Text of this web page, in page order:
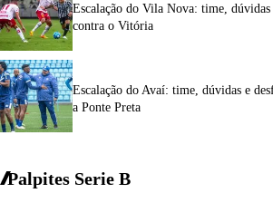
Escalação do Vila Nova: time, dúvidas
contra o Vitória
Escalação do Avaí: time, dúvidas e
a Ponte Preta
Palpites Serie B